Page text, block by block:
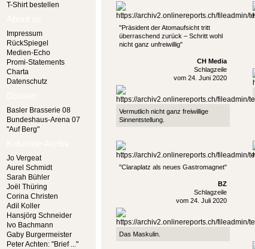
T-Shirt bestellen
Impressum
RückSpiegel
Medien-Echo
Promi-Statements
Charta
Datenschutz
Basler Brasserie 08
Bundeshaus-Arena 07
"Auf Berg"
Jo Vergeat
Aurel Schmidt
Sarah Bühler
Joël Thüring
Corina Christen
Adil Koller
Hansjörg Schneider
Ivo Bachmann
Gaby Burgermeister
Peter Achten: "Brief ..."
"Präsident der Atomaufsicht tritt
überraschend zurück – Schritt wohl
nicht ganz unfreiwillig"
CH Media
Schlagzeile
vom 24. Juni 2020
Vermutlich nicht ganz freiwillige
Sinnentstellung.
"Claraplatz als neues Gastromagnet"
BZ
Schlagzeile
vom 24. Juli 2020
Das Maskulin.